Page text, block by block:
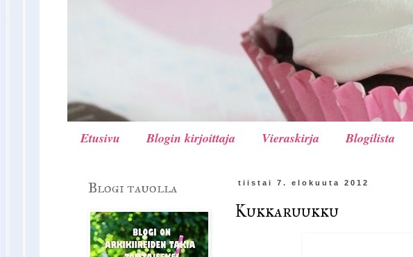
Etusivu Blogin kirjoittaja Vieraskirja Blogilista
tiistai 7. elokuuta 2012
Kukkaruukku
Blogi tauolla